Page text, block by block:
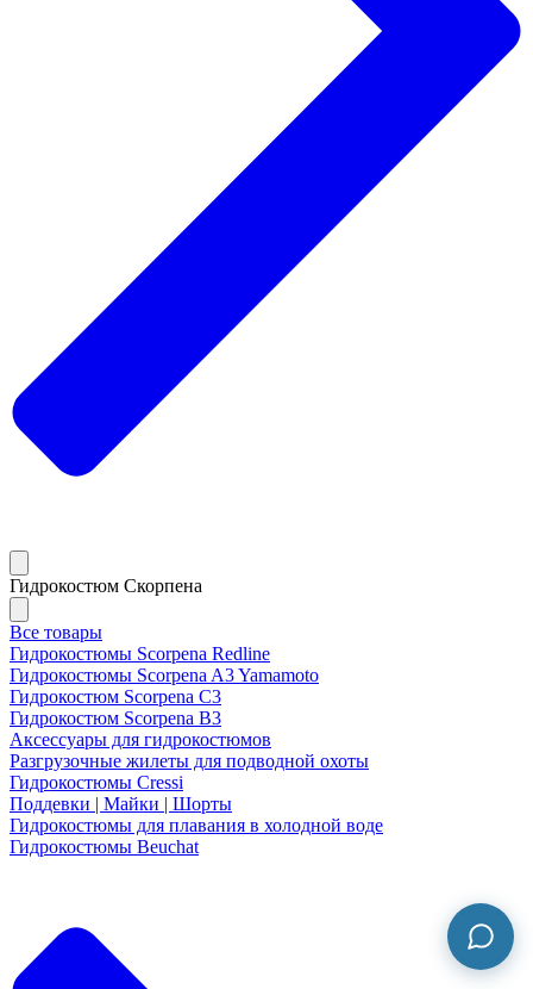
Гидрокостюм Скорпена
Все товары
Гидрокостюмы Scorpena Redline
Гидрокостюмы Scorpena A3 Yamamoto
Гидрокостюм Scorpena C3
Гидрокостюм Scorpena B3
Аксессуары для гидрокостюмов
Разгрузочные жилеты для подводной охоты
Гидрокостюмы Cressi
Поддевки | Майки | Шорты
Гидрокостюмы для плавания в холодной воде
Гидрокостюмы Beuchat